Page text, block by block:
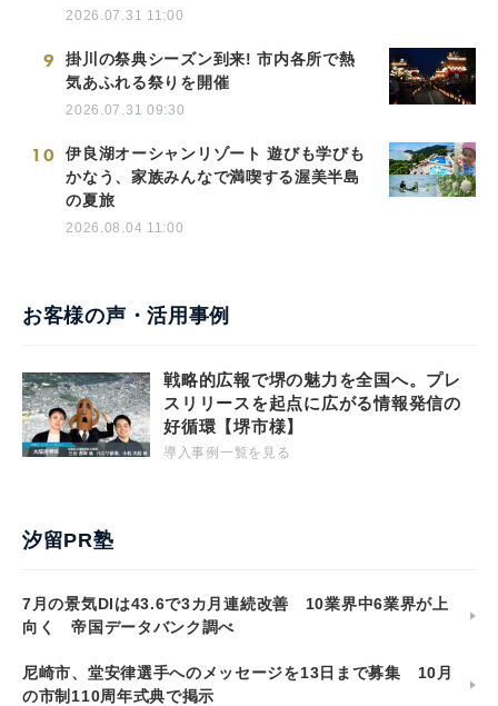
2026.07.31 11:00
9
掛川の祭典シーズン到来! 市内各所で熱
気あふれる祭りを開催
2026.07.31 09:30
10
伊良湖オーシャンリゾート 遊びも学びも
かなう、家族みんなで満喫する渥美半島
の夏旅
2026.08.04 11:00
お客様の声・活用事例
戦略的広報で堺の魅力を全国へ。プレ
スリリースを起点に広がる情報発信の
好循環【堺市様】
導入事例一覧を見る
汐留PR塾
7月の景気DIは43.6で3カ月連続改善 10業界中6業界が上
向く 帝国データバンク調べ
尼崎市、堂安律選手へのメッセージを13日まで募集 10月
の市制110周年式典で掲示